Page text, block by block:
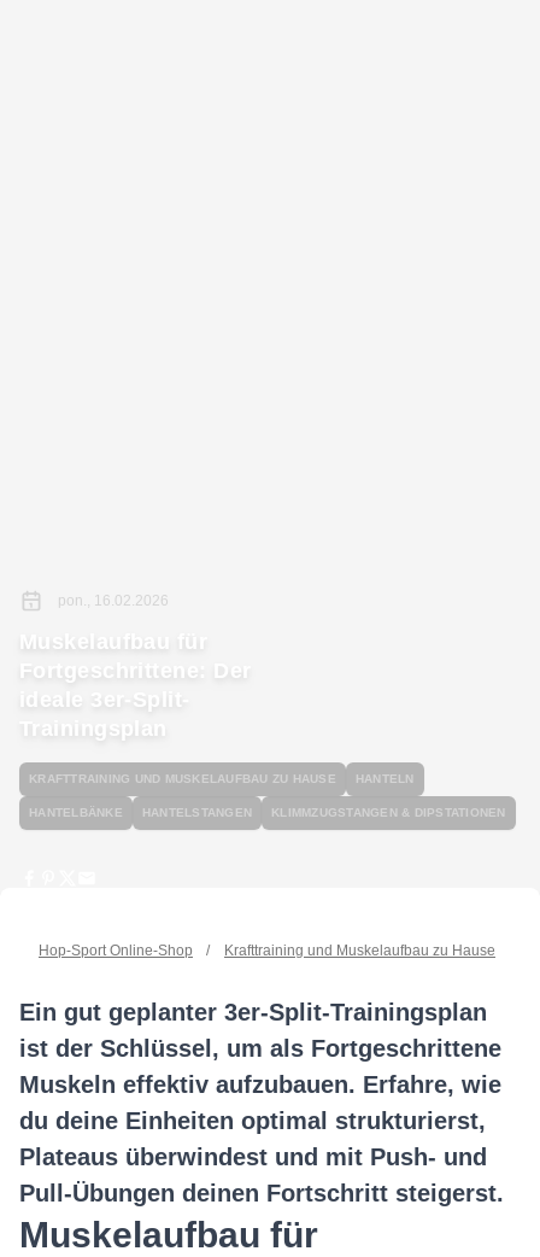
pon., 16.02.2026
Muskelaufbau für
Fortgeschrittene: Der
ideale 3er-Split-
Trainingsplan
KRAFTTRAINING UND MUSKELAUFBAU ZU HAUSE HANTELN
HANTELBÄNKE HANTELSTANGEN KLIMMZUGSTANGEN & DIPSTATIONEN
Hop-Sport Online-Shop / Krafttraining und Muskelaufbau zu Hause
Ein gut geplanter 3er-Split-Trainingsplan
ist der Schlüssel, um als Fortgeschrittene
Muskeln effektiv aufzubauen. Erfahre, wie
du deine Einheiten optimal strukturierst,
Plateaus überwindest und mit Push- und
Pull-Übungen deinen Fortschritt steigerst.
Muskelaufbau für